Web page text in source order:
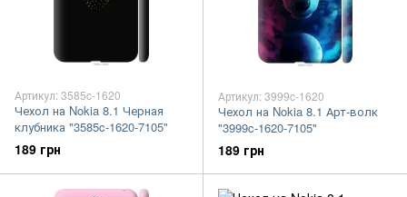
Артикул: 3585c-1620
Чехол на Nokia 8.1 Черная
клубника "3585c-1620-7105"
189 грн
Артикул: 3999c-1620
Чехол на Nokia 8.1 Арт-волк
"3999c-1620-7105"
189 грн